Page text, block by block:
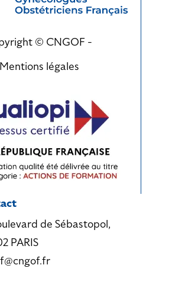
© CNGOF -
Mentions légales
de Sébastopol,
PARIS